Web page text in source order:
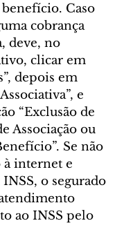
Caso
cobrança
deve, no
clicar em
depois em
e
“Exclusão de
Associação ou
Se não
à internet e
o segurado
ao INSS pelo